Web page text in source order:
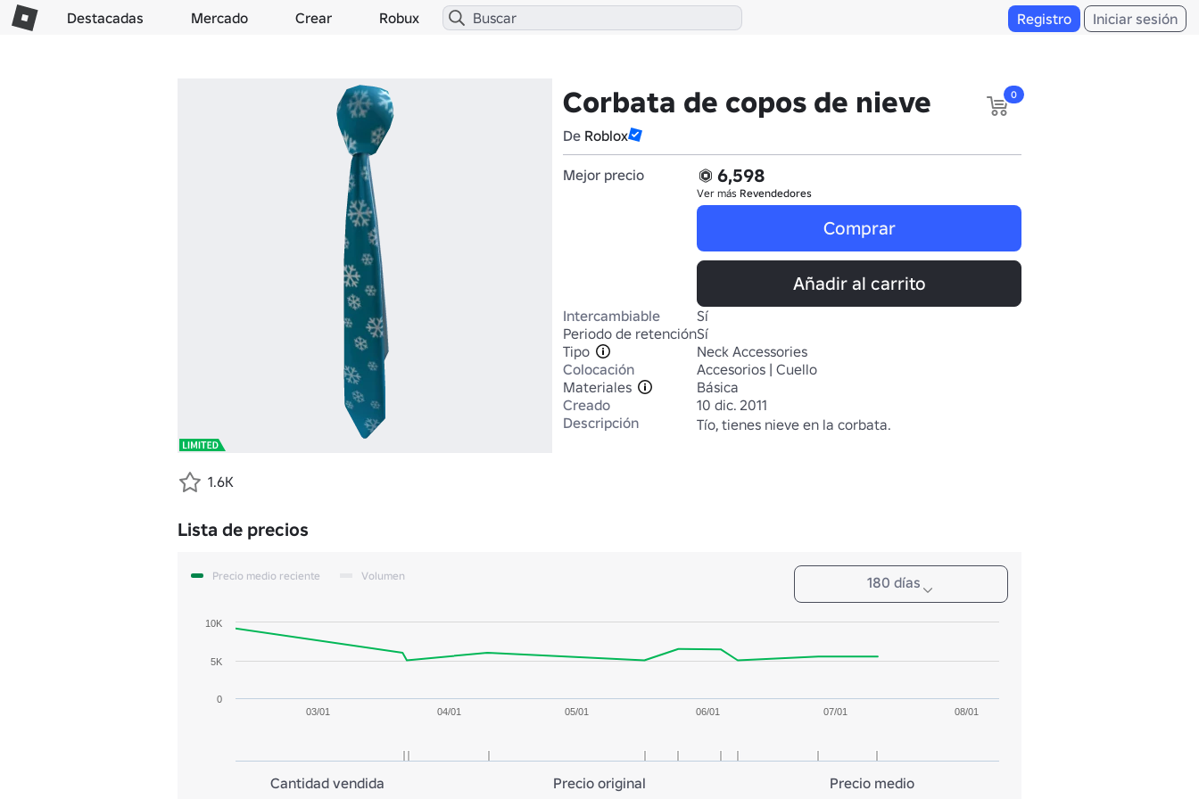
Destacadas Mercado Crear Robux Registro Iniciar sesión
Corbata de copos de nieve
De Roblox
0
Mejor precio 6,598
Ver más Revendedores
Comprar
Añadir al carrito
Intercambiable
Sí
Periodo de retenciónSí
Tipo
Neck Accessories
Colocación
Accesorios | Cuello
Materiales
Básica
Creado
10 dic. 2011
Descripción
Tío, tienes nieve en la corbata.
1.6K
Lista de precios
180 días
Precio medio reciente Volumen
03/01 04/01 05/01 06/01 07/01 08/01
0
5K
10K
Cantidad vendida Precio original Precio medio